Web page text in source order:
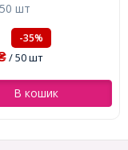
3мм, Пін:
50 шт
-35%
/ 50 шт
В кошик